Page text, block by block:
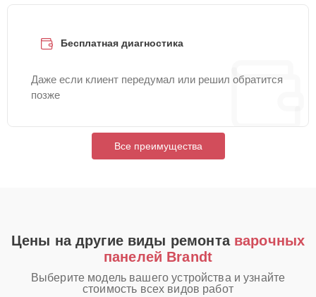
Бесплатная диагностика
Даже если клиент передумал или решил обратится
позже
Все преимущества
Цены на другие виды ремонта варочных
панелей Brandt
Выберите модель вашего устройства и узнайте
стоимость всех видов работ